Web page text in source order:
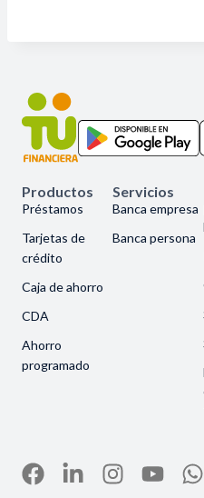
Productos
Préstamos
Tarjetas de
crédito
Caja de ahorro
CDA
Ahorro
programado
Servicios
Banca empresa
Banca persona